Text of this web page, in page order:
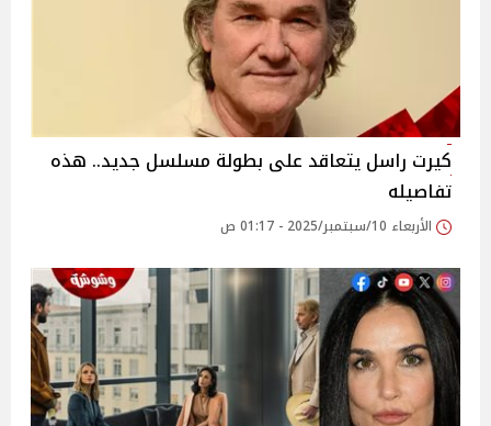
كيرت راسل يتعاقد على بطولة مسلسل جديد.. هذه
تفاصيله
الأربعاء 10/سبتمبر/2025 - 01:17 ص